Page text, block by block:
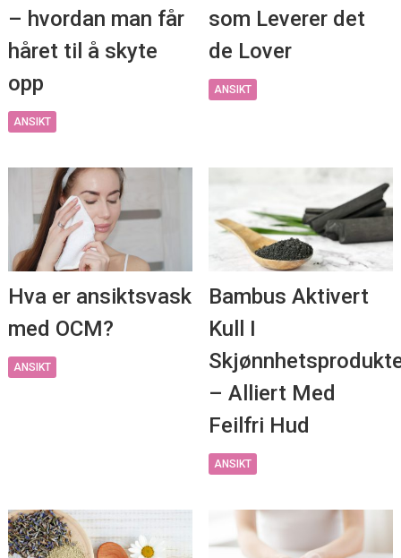
– hvordan man får
håret til å skyte
opp
ANSIKT
som Leverer det
de Lover
ANSIKT
Hva er ansiktsvask
med OCM?
ANSIKT
Bambus Aktivert
Kull I
– Alliert Med
Feilfri Hud
ANSIKT